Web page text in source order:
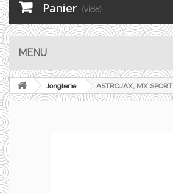
Panier (vide)
MENU
Jonglerie ASTROJAX, MX SPORT